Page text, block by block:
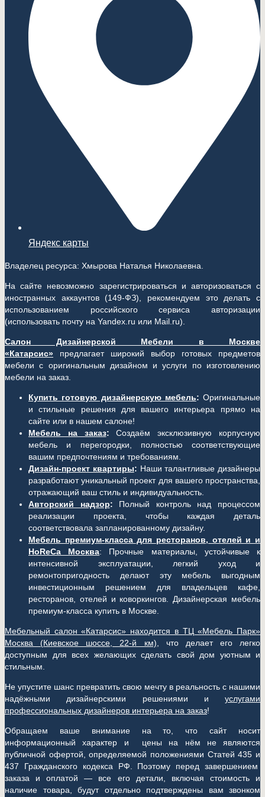
Яндекс карты
Владелец ресурса: Хмырова Наталья Николаевна.
На сайте невозможно зарегистрироваться и авторизоваться с
иностранных аккаунтов (149-ФЗ), рекомендуем это делать с
использованием российского сервиса авторизации
(использовать почту на Yandex.ru или Mail.ru).
Салон Дизайнерской Мебели в Москве
«Катарсис»
предлагает широкий выбор готовых предметов
мебели с оригинальным дизайном и услуги по изготовлению
мебели на заказ.
Купить готовую дизайнерскую мебель: Оригинальные
и стильные решения для вашего интерьера прямо на
сайте или в нашем салоне!
Мебель на заказ: Создаём эксклюзивную корпусную
мебель и перегородки, полностью соответствующие
вашим предпочтениям и требованиям.
Дизайн-проект квартиры: Наши талантливые дизайнеры
разработают уникальный проект для вашего пространства,
отражающий ваш стиль и индивидуальность.
Авторский надзор: Полный контроль над процессом
реализации проекта, чтобы каждая деталь
соответствовала запланированному дизайну.
Мебель премиум-класса для ресторанов, отелей и и
HoReCa Москва: Прочные материалы, устойчивые к
интенсивной эксплуатации, легкий уход и
ремонтопригодность делают эту мебель выгодным
инвестиционным решением для владельцев кафе,
ресторанов, отелей и коворкингов. Дизайнерская мебель
премиум-класса купить в Москве.
Мебельный салон «Катарсис» находится в ТЦ «Мебель Парк»
Москва (Киевское шоссе, 22-й км) , что делает его легко
доступным для всех желающих сделать свой дом уютным и
стильным.
Не упустите шанс превратить свою мечту в реальность с нашими
надёжными дизайнерскими решениями и услугами
профессиональных дизайнеров интерьера на заказ!
Обращаем ваше внимание на то, что сайт носит
информационный характер и цены на нём не являются
публичной офертой, определяемой положениями Статей 435 и
437 Гражданского кодекса РФ. Поэтому перед завершением
заказа и оплатой — все его детали, включая стоимость и
наличие товара, будут отдельно подтверждены вам звонком